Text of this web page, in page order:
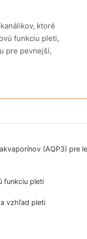
ktoré
funkciu pleti,
pre pevnejší,
(AQP3) pre
funkciu pleti
vzhľad pleti